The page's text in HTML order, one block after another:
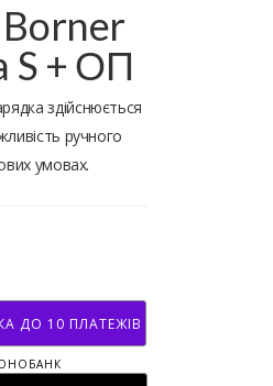
Borner
S + ОП
здійснюється
ручного
умовах.
ДО 10 ПЛАТЕЖІВ